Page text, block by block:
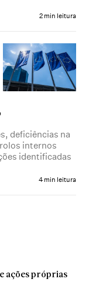
2 min leitura
deficiências na
internos
identificadas
4 min leitura
ações próprias